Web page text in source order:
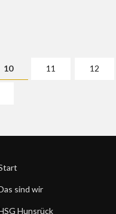
10 11 12
sind wir
Hunsrück